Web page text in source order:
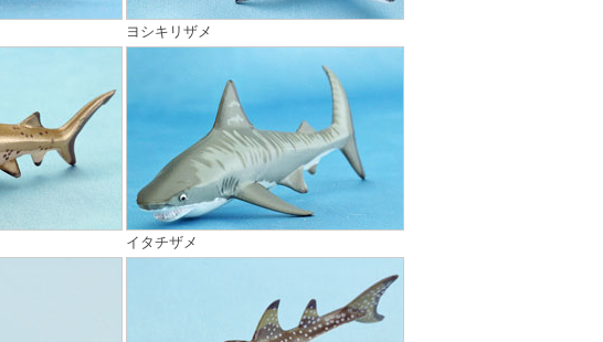
ヨシキリザメ
イタチザメ